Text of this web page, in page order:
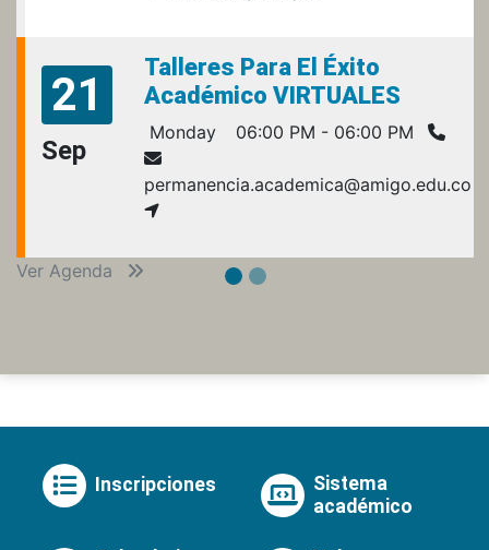
21
Sep
Talleres Para El Éxito
Académico VIRTUALES
Monday 06:00 PM - 06:00 PM
permanencia.academica@amigo.edu.co
Ver Agenda
Inscripciones
Sistema
académico